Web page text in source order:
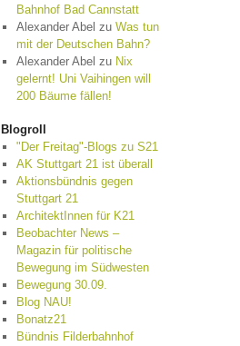
Bahnhof Bad Cannstatt
Alexander Abel zu Was tun
mit der Deutschen Bahn?
Alexander Abel zu Nix
gelernt! Uni Vaihingen will
200 Bäume fällen!
Blogroll
"Der Freitag"-Blogs zu S21
AK Stuttgart 21 ist überall
Aktionsbündnis gegen
Stuttgart 21
ArchitektInnen für K21
Beobachter News –
Magazin für politische
Bewegung im Südwesten
Bewegung 30.09.
Blog NAU!
Bonatz21
Bündnis Filderbahnhof